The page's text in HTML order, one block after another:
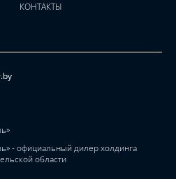
КОНТАКТЫ
- официальный дилер холдинга
области